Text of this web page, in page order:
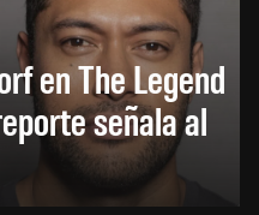
en The Legend
señala al